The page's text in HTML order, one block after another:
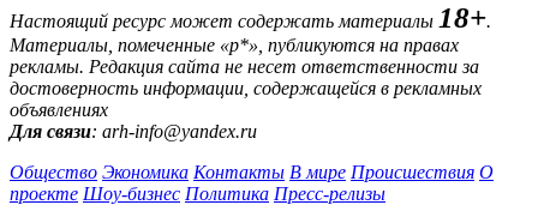
Настоящий ресурс может содержать материалы 18+.
Материалы, помеченные «р*», публикуются на правах
рекламы. Редакция сайта не несет ответственности за
достоверность информации, содержащейся в рекламных
объявлениях
Для связи: arh-info@yandex.ru
Общество Экономика Контакты В мире Происшествия О
проекте Шоу-бизнес Политика Пресс-релизы